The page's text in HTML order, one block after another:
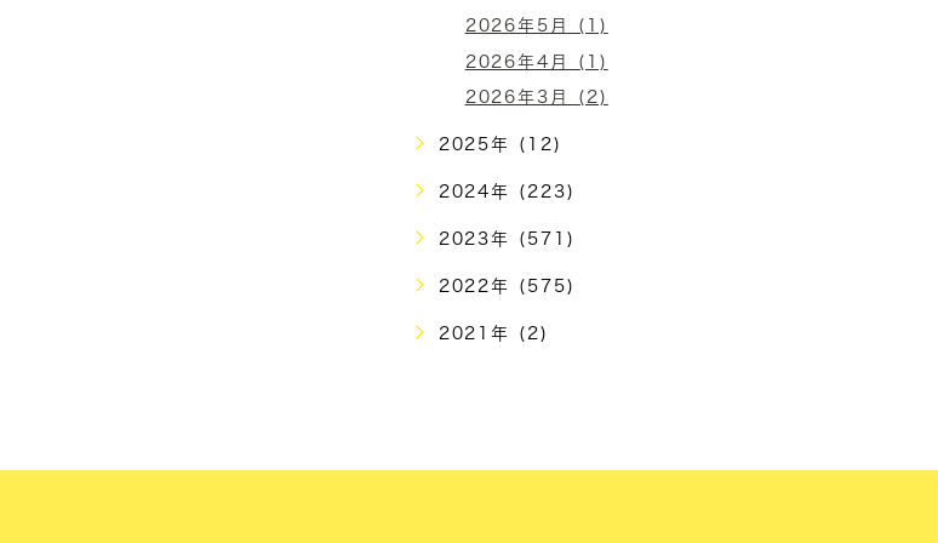
2026年5月 (1)
2026年4月 (1)
2026年3月 (2)
2025年 (12)
2024年 (223)
2023年 (571)
2022年 (575)
2021年 (2)